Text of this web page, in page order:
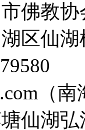
佛教
区仙
（南
仙湖弘